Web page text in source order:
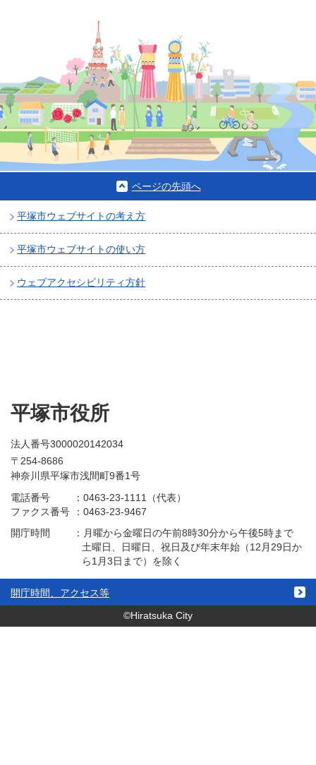
ページの先頭へ
平塚市ウェブサイトの考え方
平塚市ウェブサイトの使い方
ウェブアクセシビリティ方針
平塚市役所
法人番号3000020142034
〒254-8686
神奈川県平塚市浅間町9番1号
電話番号
：0463-23-1111（代表）
ファクス番号
：0463-23-9467
開庁時間
： 月曜から金曜日の午前8時30分から午後5時まで
土曜日、日曜日、祝日及び年末年始（12月29日か
ら1月3日まで）を除く
開庁時間、アクセス等
©Hiratsuka City